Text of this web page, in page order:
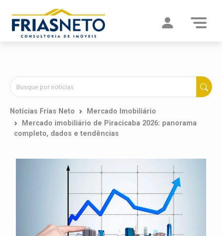
Notícias Frias Neto
Mercado Imobiliário
Mercado imobiliário de Piracicaba 2026: panorama
completo, dados e tendências